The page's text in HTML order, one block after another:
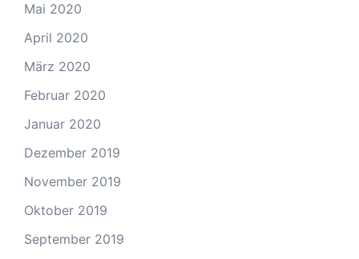
Mai 2020
April 2020
März 2020
Februar 2020
Januar 2020
Dezember 2019
November 2019
Oktober 2019
September 2019